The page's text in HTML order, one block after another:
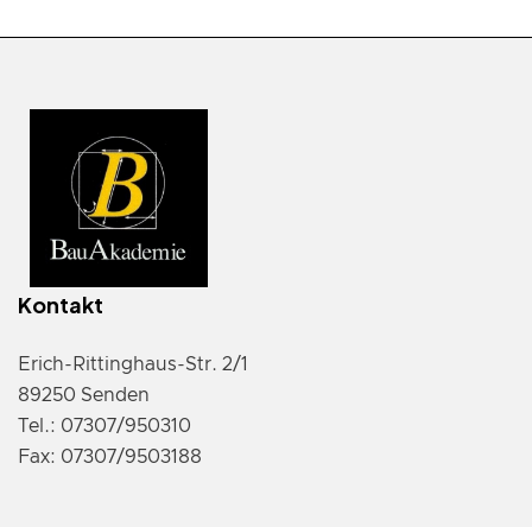
Kontakt
Erich-Rittinghaus-Str. 2/1
89250 Senden
Tel.: 07307/950310
Fax: 07307/9503188